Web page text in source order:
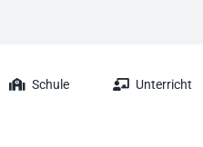
Schule Unterricht